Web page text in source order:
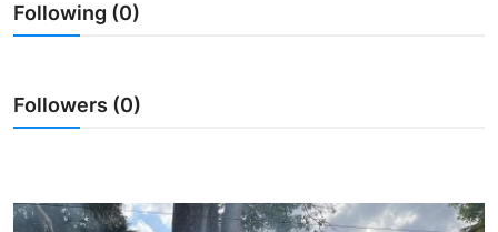
Usadha
Indonesia
Following (0)
Followers (0)